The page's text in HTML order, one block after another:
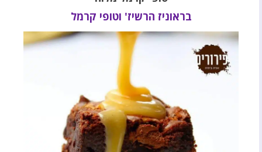
בראוניז הרשיז' וטופי קרמל